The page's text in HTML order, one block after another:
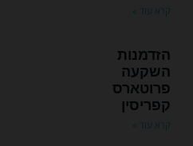
קרא עוד »
הזדמנות
השקעה
פרוטארס
קפריסין
קרא עוד »